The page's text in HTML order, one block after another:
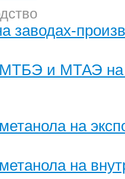
заводах-
МТБЭ и МТАЭ
на
на